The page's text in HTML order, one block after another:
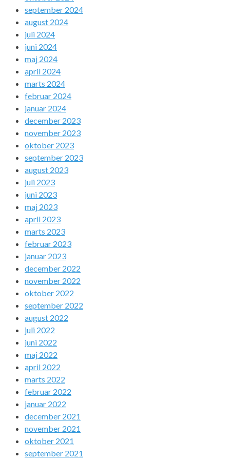
september 2024
august 2024
juli 2024
juni 2024
maj 2024
april 2024
marts 2024
februar 2024
januar 2024
december 2023
november 2023
oktober 2023
september 2023
august 2023
juli 2023
juni 2023
maj 2023
april 2023
marts 2023
februar 2023
januar 2023
december 2022
november 2022
oktober 2022
september 2022
august 2022
juli 2022
juni 2022
maj 2022
april 2022
marts 2022
februar 2022
januar 2022
december 2021
november 2021
oktober 2021
september 2021